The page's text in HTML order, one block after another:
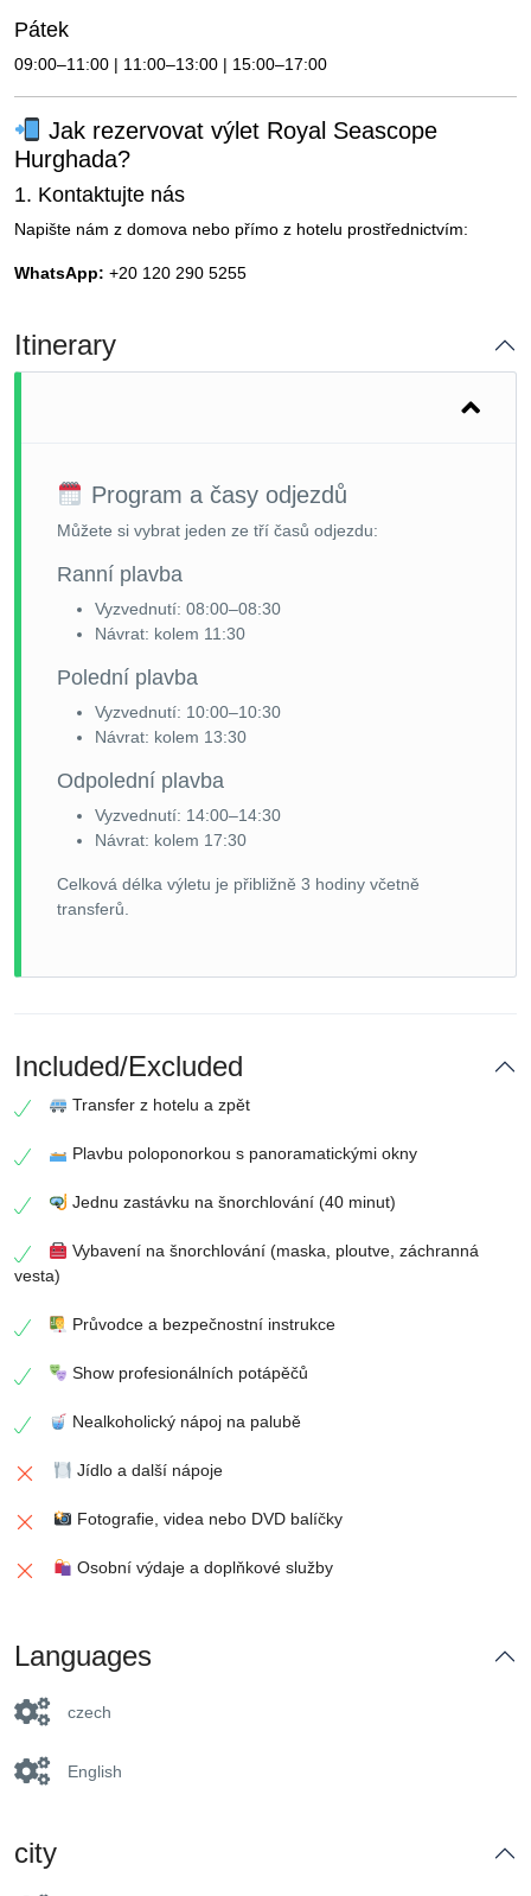
Pátek
09:00–11:00 | 11:00–13:00 | 15:00–17:00
Jak rezervovat výlet Royal Seascope
Hurghada?
1. Kontaktujte nás
Napište nám z domova nebo přímo z hotelu prostřednictvím:
WhatsApp: +20 120 290 5255
Itinerary
Program a časy odjezdů
Můžete si vybrat jeden ze tří časů odjezdu:
Ranní plavba
Vyzvednutí: 08:00–08:30
Návrat: kolem 11:30
Polední plavba
Vyzvednutí: 10:00–10:30
Návrat: kolem 13:30
Odpolední plavba
Vyzvednutí: 14:00–14:30
Návrat: kolem 17:30
Celková délka výletu je přibližně 3 hodiny včetně
transferů.
Included/Excluded
Transfer z hotelu a zpět
Plavbu poloponorkou s panoramatickými okny
Jednu zastávku na šnorchlování (40 minut)
Vybavení na šnorchlování (maska, ploutve, záchranná
vesta)
Průvodce a bezpečnostní instrukce
Show profesionálních potápěčů
Nealkoholický nápoj na palubě
Jídlo a další nápoje
Fotografie, videa nebo DVD balíčky
Osobní výdaje a doplňkové služby
Languages
czech
English
city